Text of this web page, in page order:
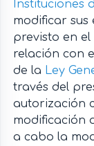
Instituciones
modificar sus
previsto en
relación con
de la Ley
través del
autorización
modificación
a cabo la